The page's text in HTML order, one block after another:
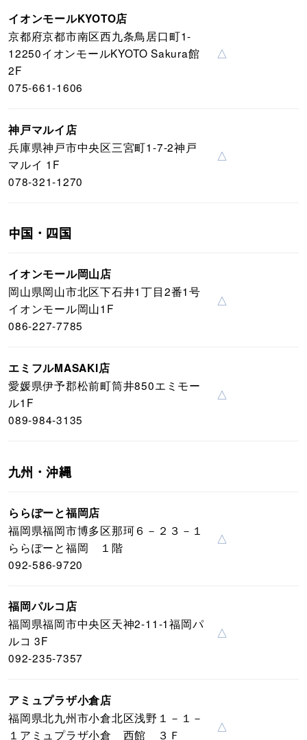
イオンモールKYOTO店
京都府京都市南区西九条鳥居口町1-
12250イオンモールKYOTO Sakura館
2F
075-661-1606
△
神戸マルイ店
兵庫県神戸市中央区三宮町1-7-2神戸
マルイ 1F
078-321-1270
△
中国・四国
イオンモール岡山店
岡山県岡山市北区下石井1丁目2番1号
イオンモール岡山1F
086-227-7785
△
エミフルMASAKI店
愛媛県伊予郡松前町筒井850エミモー
ル1F
089-984-3135
△
九州・沖縄
ららぽーと福岡店
福岡県福岡市博多区那珂６－２３－１
ららぽーと福岡 １階
092-586-9720
△
福岡パルコ店
福岡県福岡市中央区天神2-11-1福岡パ
ルコ 3F
092-235-7357
△
アミュプラザ小倉店
福岡県北九州市小倉北区浅野１－１－
１アミュプラザ小倉 西館 ３Ｆ
△